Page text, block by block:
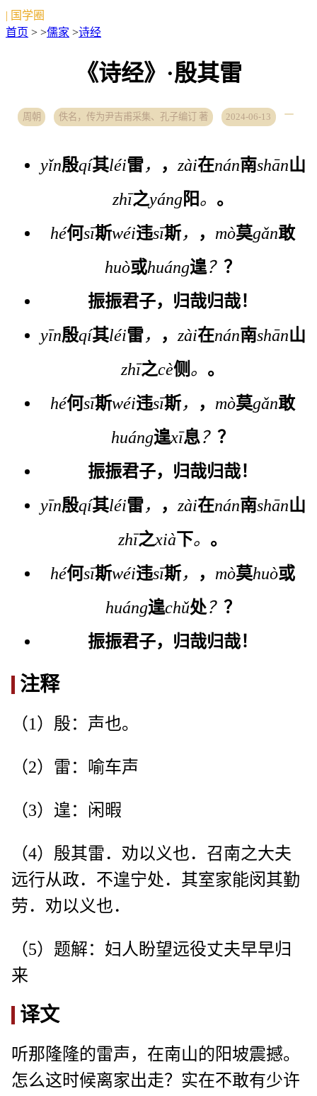
| 国学圈
首页 > >儒家 >诗经
《诗经》·殷其雷
周朝 佚名，传为尹吉甫采集、孔子编订 著 2024-06-13
yǐn殷qí其léi雷， ， zài在nán南shān山
zhī之yáng阳。 。
hé何sī斯wéi违sī斯， ， mò莫gǎn敢
huò或huáng遑？ ？
振振君子， 归哉归哉！
yīn殷qí其léi雷， ， zài在nán南shān山
zhī之cè侧。 。
hé何sī斯wéi违sī斯， ， mò莫gǎn敢
huáng遑xī息？ ？
振振君子， 归哉归哉！
yīn殷qí其léi雷， ， zài在nán南shān山
zhī之xià下。 。
hé何sī斯wéi违sī斯， ， mò莫huò或
huáng遑chǔ处？ ？
振振君子， 归哉归哉！
注释
（1）殷：声也。
（2）雷：喻车声
（3）遑：闲暇
（4）殷其雷．劝以义也．召南之大夫
远行从政．不遑宁处．其室家能闵其勤
劳．劝以义也．
（5）题解：妇人盼望远役丈夫早早归
来
译文
听那隆隆的雷声，在南山的阳坡震撼。
怎么这时候离家出走？实在不敢有少许